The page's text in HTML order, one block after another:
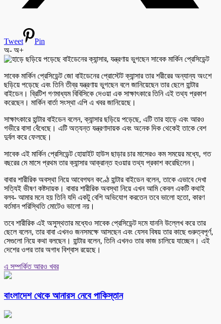
Tweet
Pin
অ- অ+
সাবেক মার্কিন প্রেসিডেন্ট জো বাইডেনের প্রোস্টেট ক্যান্সার তার শরীরের অন্যান্য অংশে
ছড়িয়ে পড়েছে এবং তিনি তীব্র যন্ত্রণায় ভুগছেন বলে জানিয়েছেন তার ছেলে হান্টার
বাইডেন। ব্রিটিশ গণমাধ্যম বিবিসিকে দেওয়া এক সাক্ষাৎকারে তিনি এই তথ্য প্রকাশ
করেছেন। মার্কিন বার্তা সংস্থা এপি এ খবর জানিয়েছে।
সাক্ষাৎকারে হান্টার বাইডেন বলেন, ক্যান্সার ছড়িয়ে পড়েছে, এটি তার হাড়ে এবং আরও
গভীরে বাসা বেঁধেছে। এটি অত্যন্ত যন্ত্রণাদায়ক এবং অনেক দিক থেকেই তাকে বেশ
দুর্বল করে ফেলছে।
সাবেক এই মার্কিন প্রেসিডেন্ট হোয়াইট হাউস ছাড়ার চার মাসেরও কম সময়ের মধ্যে, গত
বছরের মে মাসে প্রথম তার ক্যান্সার আক্রান্ত হওয়ার তথ্য প্রকাশ করেছিলেন।
বাবার শারীরিক অবস্থা নিয়ে আবেগঘন কণ্ঠে হান্টার বাইডেন বলেন, তাকে এভাবে দেখা
সত্যিই ভীষণ কষ্টদায়ক। বাবার শারীরিক অবস্থা নিয়ে এখন আমি কেবল একটি কথাই
বলব- আমার মনে হয় তিনি যদি একটু বেশি অভিযোগ করতেন তবে ভালো হতো, কারণ
বর্তমান পরিস্থিতি মোটেও ভালো নয়।
তবে শারীরিক এই অসুস্থতার মধ্যেও সাবেক প্রেসিডেন্ট দমে যাননি উল্লেখ করে তার
ছেলে বলেন, তার বাবা এখনও জনসমক্ষে আসছেন এবং যেসব বিষয় তার কাছে গুরুত্বপূর্ণ,
সেগুলো নিয়ে কথা বলছেন। হান্টার বলেন, তিনি এখনও তার কাজ চালিয়ে যাচ্ছেন। এই
দেশের ওপর তার অগাধ বিশ্বাস রয়েছে।
এ সম্পর্কিত আরও খবর
বাংলাদেশ থেকে আনারস নেবে পাকিস্তান